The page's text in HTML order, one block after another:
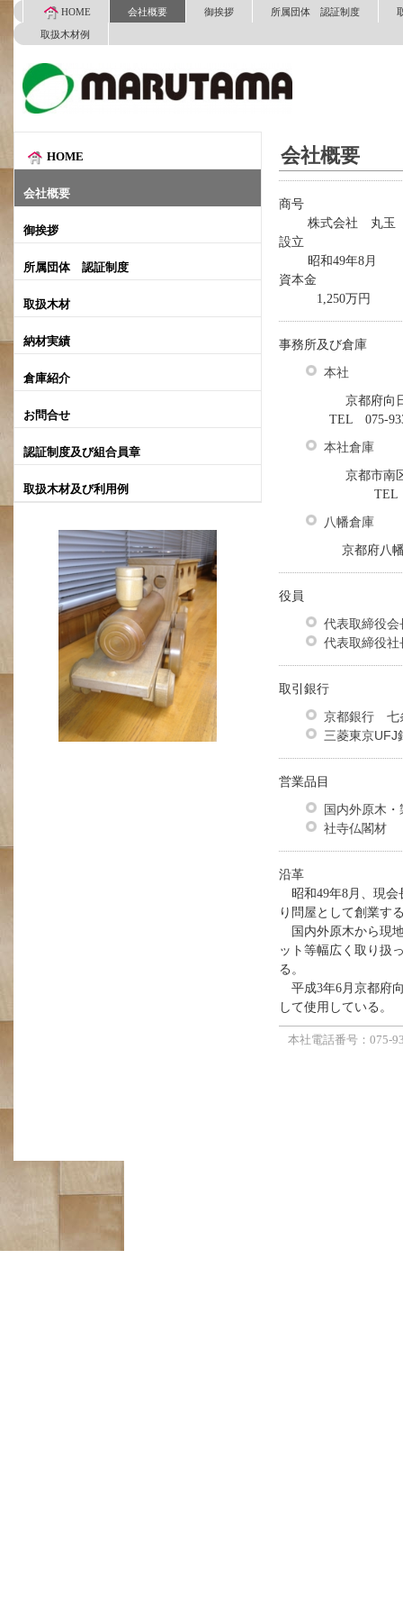
HOME 会社概要 御挨拶 所属団体 認証制度
取扱木材例
会社概要
商号
株式会社 丸玉
設立
昭和49年8月
資本金
1,250万円
事務所及び倉庫
本社
京都府向日市
TEL 075-933-
本社倉庫
京都市南区久
TEL 075-
八幡倉庫
京都府八幡市
役員
代表取締
代表取締
取引銀行
京都銀行 七
三菱東京UFJ
営業品目
国内外原木・
社寺仏閣材
沿革
昭和49年8月、現会
り問屋として創業す
国内外原木から現
ット等幅広く取り扱
る。
平成3年6月京都府
して使用している。
本社電話番号：075-
HOME
会社概要
御挨拶
所属団体 認証制度
取扱木材
納材実績
倉庫紹介
お問合せ
認証制度及び組合員章
取扱木材及び利用例